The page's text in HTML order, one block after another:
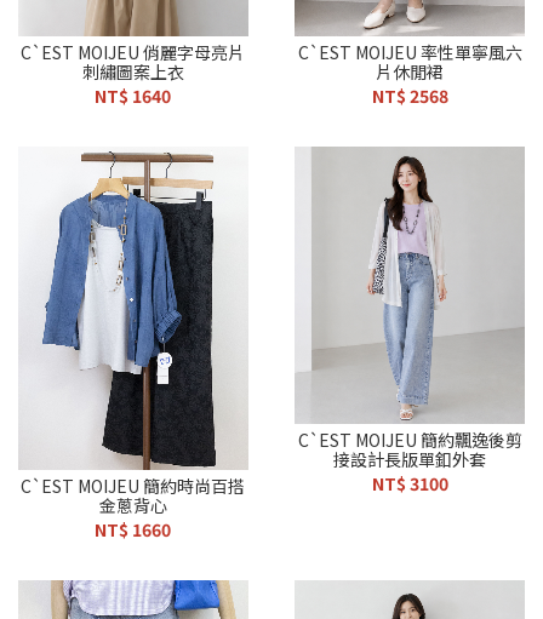
C`EST MOIJEU 俏麗字母亮片
刺繡圖案上衣
NT$ 1640
C`EST MOIJEU 率性單寧風六
片休閒裙
NT$ 2568
C`EST MOIJEU 簡約時尚百搭
金蔥背心
NT$ 1660
C`EST MOIJEU 簡約飄逸後剪
接設計長版單釦外套
NT$ 3100